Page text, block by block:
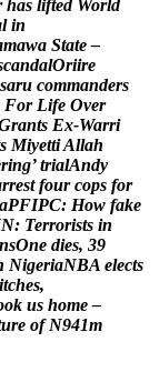
has lifted World
l in
mawa State –
candalOriire
saru commanders
For Life Over
rants Ex-Warri
s MiyettiAllah
ring’ trialAndy
rrest four cops for
aPFIPC: How fake
N: Terrorists in
nsOne dies, 39
NigeriaNBA elects
itches,
ok us home –
ure of N941m